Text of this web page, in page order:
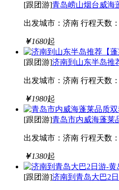
[跟团游]青岛崂山烟台威海
出发城市：济南 行程天数
￥1680起
[跟团游]济南到山东半岛推
出发城市：济南 行程天数
￥1980起
[跟团游]青岛市内威海蓬莱
出发城市：济南 行程天数
￥1380起
[跟团游]济南到青岛大巴2